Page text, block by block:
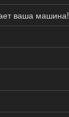
ваша машина!